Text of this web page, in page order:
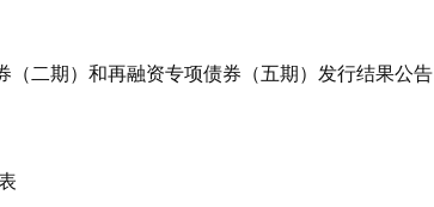
二期）和再融资专项债券（五期）发行结果公告